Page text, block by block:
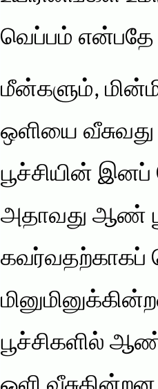
வெப்பம்
மீன்களும்,
ஒளியை
பூச்சியின்
அதாவது ஆண்
கவர்வதற்காகப்
பூச்சிகளில்